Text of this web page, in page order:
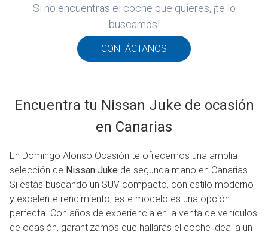
Si no encuentras el coche que quieres, ¡te lo
buscamos!
CONTÁCTANOS
Encuentra tu Nissan Juke de ocasión
en Canarias
En Domingo Alonso Ocasión te ofrecemos una amplia
selección de Nissan Juke de segunda mano en Canarias.
Si estás buscando un SUV compacto, con estilo moderno
y excelente rendimiento, este modelo es una opción
perfecta. Con años de experiencia en la venta de vehículos
de ocasión, garantizamos que hallarás el coche ideal a un